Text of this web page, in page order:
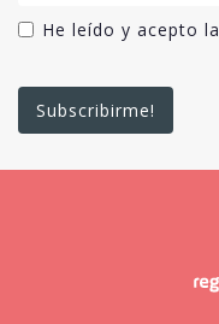
He leído y acepto la